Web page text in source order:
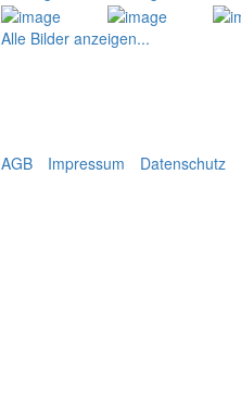
Alle Bilder anzeigen...
AGB Impressum Datenschutz